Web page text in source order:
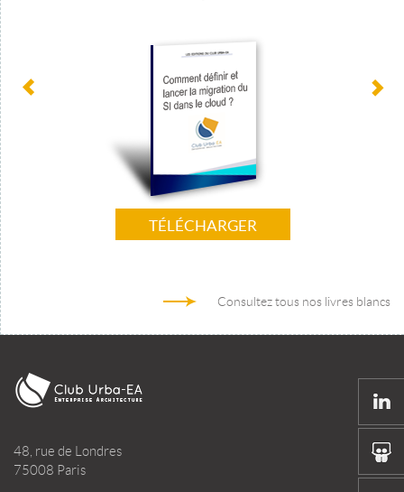
TÉLÉCHARGER
Consultez tous nos livres blancs
48, rue de Londres
75008 Paris